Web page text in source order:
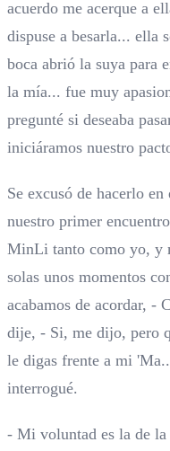
acuerdo me acerque a
dispuse a besarla... ella
boca abrió la suya para
la mía... fue muy
pregunté si deseaba
iniciáramos nuestro
Se excusó de hacerlo
nuestro primer
MinLi tanto como yo, y
solas unos momentos
acabamos de acordar, -
dije, - Si, me dijo, pero
le digas frente a mi
interrogué.
- Mi voluntad es la de